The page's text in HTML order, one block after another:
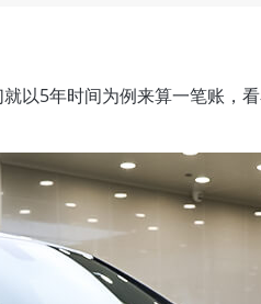
以5年时间为例来算一笔账，